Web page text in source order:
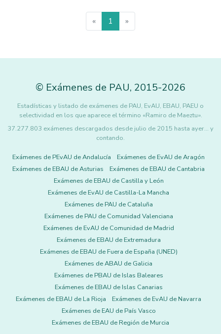
« 1 »
© Exámenes de PAU, 2015-2026
Estadísticas y listado de exámenes de PAU, EvAU, EBAU, PAEU o
selectividad en los que aparece el término «Ramiro de Maeztu».
37.277.803 exámenes descargados desde julio de 2015 hasta ayer... y
contando.
Exámenes de PEvAU de Andalucía
Exámenes de EvAU de Aragón
Exámenes de EBAU de Asturias
Exámenes de EBAU de Cantabria
Exámenes de EBAU de Castilla y León
Exámenes de EvAU de Castilla-La Mancha
Exámenes de PAU de Cataluña
Exámenes de PAU de Comunidad Valenciana
Exámenes de EvAU de Comunidad de Madrid
Exámenes de EBAU de Extremadura
Exámenes de EBAU de Fuera de España (UNED)
Exámenes de ABAU de Galicia
Exámenes de PBAU de Islas Baleares
Exámenes de EBAU de Islas Canarias
Exámenes de EBAU de La Rioja
Exámenes de EvAU de Navarra
Exámenes de EAU de País Vasco
Exámenes de EBAU de Región de Murcia